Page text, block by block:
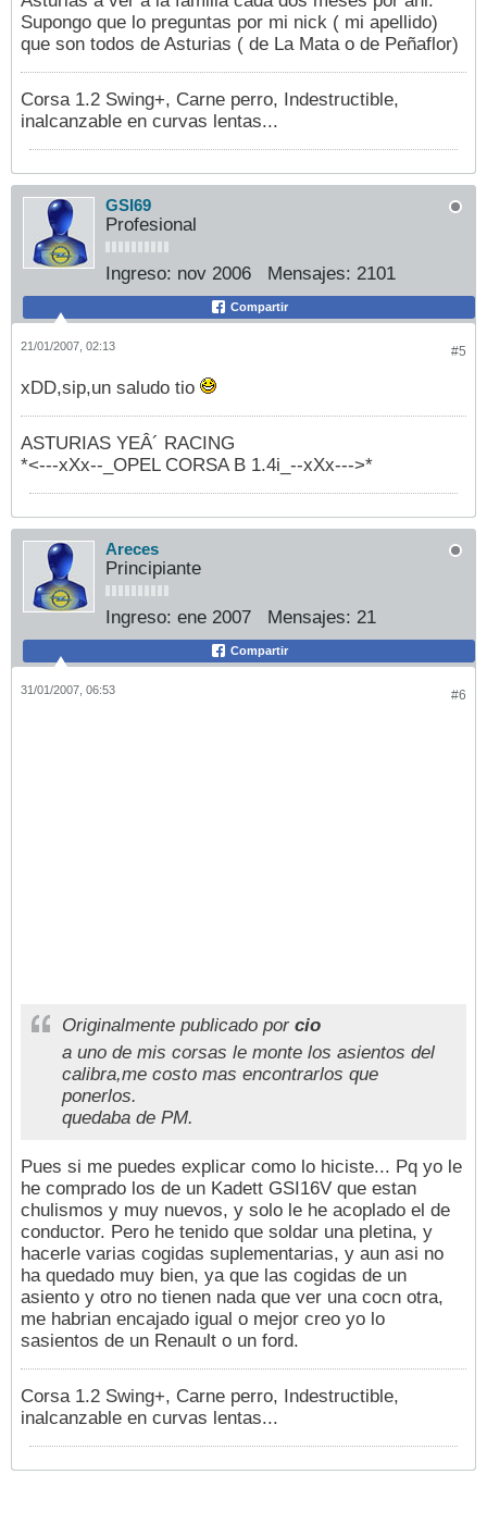
Supongo que lo preguntas por mi nick ( mi apellido)
que son todos de Asturias ( de La Mata o de Peñaflor)
Corsa 1.2 Swing+, Carne perro, Indestructible,
inalcanzable en curvas lentas...
GSI69
Profesional
Ingreso: nov 2006 Mensajes: 2101
Compartir
#5
21/01/2007, 02:13
xDD,sip,un saludo tio
ASTURIAS YEÂ´ RACING
*<---xXx--_OPEL CORSA B 1.4i_--xXx--->*
Areces
Principiante
Ingreso: ene 2007 Mensajes: 21
Compartir
#6
31/01/2007, 06:53
Originalmente publicado por cio
a uno de mis corsas le monte los asientos del
calibra,me costo mas encontrarlos que
ponerlos.
quedaba de PM.
Pues si me puedes explicar como lo hiciste... Pq yo le
he comprado los de un Kadett GSI16V que estan
chulismos y muy nuevos, y solo le he acoplado el de
conductor. Pero he tenido que soldar una pletina, y
hacerle varias cogidas suplementarias, y aun asi no
ha quedado muy bien, ya que las cogidas de un
asiento y otro no tienen nada que ver una cocn otra,
me habrian encajado igual o mejor creo yo lo
sasientos de un Renault o un ford.
Corsa 1.2 Swing+, Carne perro, Indestructible,
inalcanzable en curvas lentas...